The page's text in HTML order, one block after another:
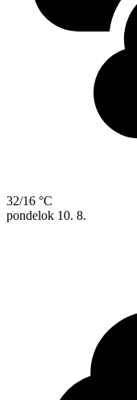
32/16 °C
pondelok 10. 8.